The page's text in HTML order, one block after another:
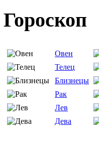
Гороскоп
Овен
Телец
Близнецы
Рак
Лев
Дева